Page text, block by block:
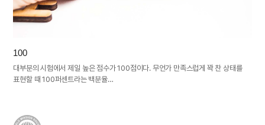
100
대부분의 시험에서 제일 높은 점수가 100점이다. 무언가 만족스럽게 꽉 찬 상태를
표현할 때 100퍼센트라는 백분율…